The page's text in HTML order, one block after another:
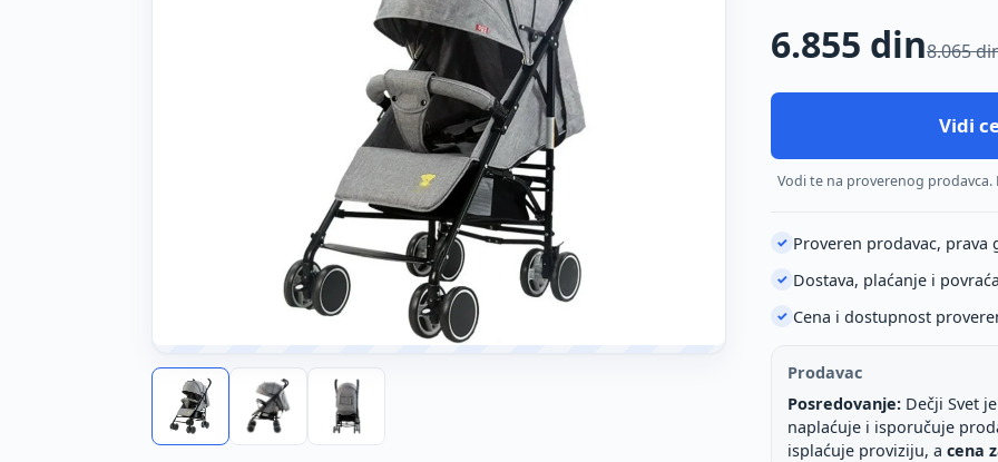
6.855 din8.065
Vidi
Vodi te na proverenog prodavca.
✓ Proveren prodavac, prava
✓ Dostava, plaćanje i
✓ Cena i dostupnost
Prodavac
Posredovanje: Dečji Svet
naplaćuje i isporučuje
isplaćuje proviziju, a cena